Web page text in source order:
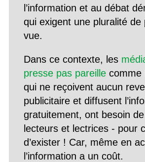
l’information et au débat
qui exigent une pluralité de
vue.
Dans ce contexte, les
presse pas pareillecomme
qui ne reçoivent aucun
publicitaire et diffusent
gratuitement, ont besoin
lecteurs et lectrices - pour
d’exister ! Car, même en
l’information a un coût.